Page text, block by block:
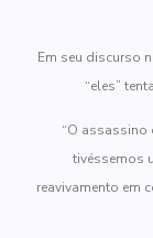
Em seu discurso
“eles”
“O assassino
tivéssemos
reavivamento em